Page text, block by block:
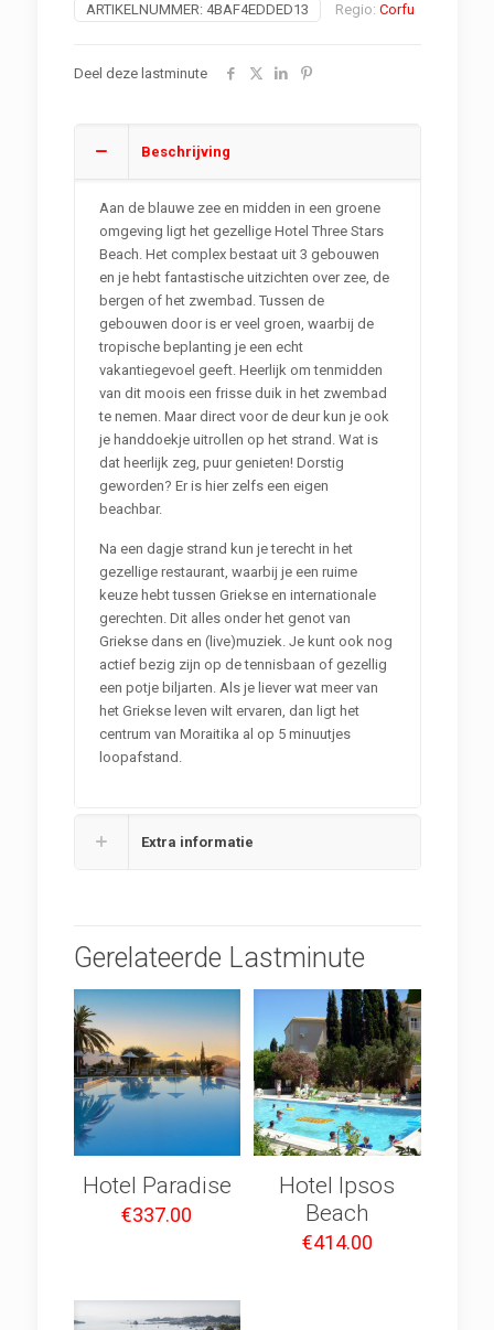
ARTIKELNUMMER: 4BAF4EDDED13 Regio: Corfu
Deel deze lastminute
Beschrijving
Aan de blauwe zee en midden in een groene
omgeving ligt het gezellige Hotel Three Stars
Beach. Het complex bestaat uit 3 gebouwen
en je hebt fantastische uitzichten over zee, de
bergen of het zwembad. Tussen de
gebouwen door is er veel groen, waarbij de
tropische beplanting je een echt
vakantiegevoel geeft. Heerlijk om tenmidden
van dit moois een frisse duik in het zwembad
te nemen. Maar direct voor de deur kun je ook
je handdoekje uitrollen op het strand. Wat is
dat heerlijk zeg, puur genieten! Dorstig
geworden? Er is hier zelfs een eigen
beachbar.
Na een dagje strand kun je terecht in het
gezellige restaurant, waarbij je een ruime
keuze hebt tussen Griekse en internationale
gerechten. Dit alles onder het genot van
Griekse dans en (live)muziek. Je kunt ook nog
actief bezig zijn op de tennisbaan of gezellig
een potje biljarten. Als je liever wat meer van
het Griekse leven wilt ervaren, dan ligt het
centrum van Moraitika al op 5 minuutjes
loopafstand.
Extra informatie
Gerelateerde Lastminute
Hotel Paradise
€337.00
Hotel Ipsos
Beach
€414.00